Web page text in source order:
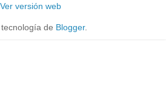
Ver versión web
de Blogger.